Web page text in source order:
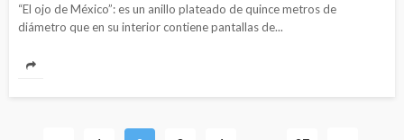
“El ojo de México”: es un anillo plateado de quince metros de
diámetro que en su interior contiene pantallas de...